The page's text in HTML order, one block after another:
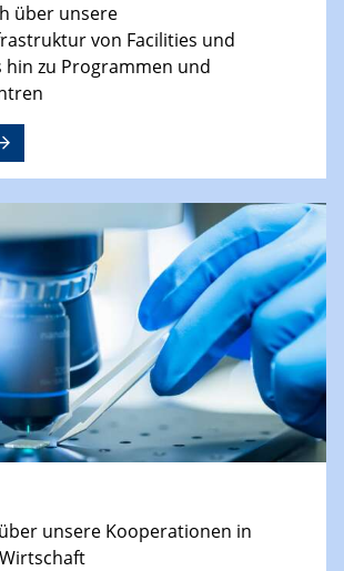
über unsere
von Facilities und
hin zu Programmen und
unsere Kooperationen in